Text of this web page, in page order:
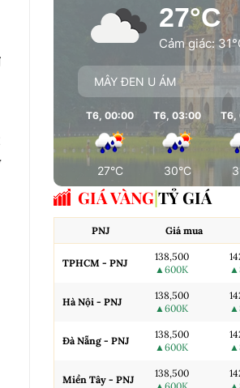
27°C
Cảm giác:
MÂY ĐEN U ÁM
T6, 00:00
27°C
T6, 03:00
30°C
T6,
GIÁ VÀNG TỶ GIÁ
PNJ Giá mua
TPHCM - PNJ
138,500
▲600K
Hà Nội - PNJ
138,500
▲600K
Đà Nẵng - PNJ
138,500
▲600K
Miền Tây - PNJ
138,500